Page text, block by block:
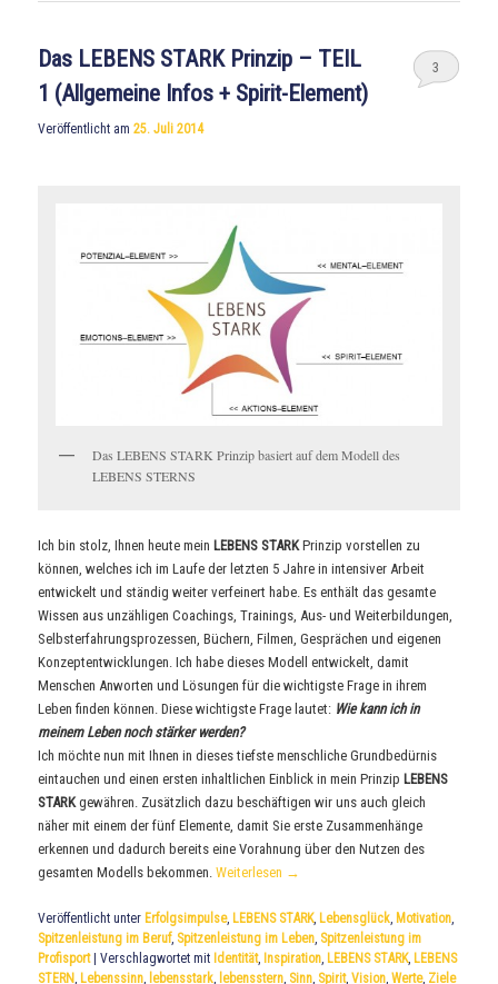
Das LEBENS STARK Prinzip – TEIL
1 (Allgemeine Infos + Spirit-Element)
Veröffentlicht am25. Juli 2014
3
Das LEBENS STARK Prinzip basiert auf dem Modell des
LEBENS STERNS
Ich bin stolz, Ihnen heute mein LEBENS STARKPrinzip vorstellen zu
können, welches ich im Laufe der letzten 5 Jahre in intensiver Arbeit
entwickelt und ständig weiter verfeinert habe. Es enthält das gesamte
Wissen aus unzähligen Coachings, Trainings, Aus- und Weiterbildungen,
Selbsterfahrungsprozessen, Büchern, Filmen, Gesprächen und eigenen
Konzeptentwicklungen. Ich habe dieses Modell entwickelt, damit
Menschen Anworten und Lösungen für die wichtigste Frage in ihrem
Leben finden können. Diese wichtigste Frage lautet: Wie kann ich in
meinem Leben noch stärker werden?
Ich möchte nun mit Ihnen in dieses tiefste menschliche Grundbedürnis
eintauchen undeinen ersten inhaltlichen Einblick in mein Prinzip LEBENS
STARKgewähren. Zusätzlich dazu beschäftigen wir uns auch gleich
näher mit einem der fünf Elemente, damit Sie erste Zusammenhänge
erkennen und dadurch bereits eine Vorahnung über den Nutzen des
gesamten Modells bekommen. Weiterlesen →
Veröffentlicht unter Erfolgsimpulse, LEBENS STARK, Lebensglück Motivation
Spitzenleistung im Beruf, Spitzenleistung im Leben Spitzenleistung im
Profisport |Verschlagwortet mit Identität, Inspiration LEBENS STARK, LEBENS
STERN Lebenssinn lebensstark lebensstern Sinn Spirit,Vision ,Werte, Ziele